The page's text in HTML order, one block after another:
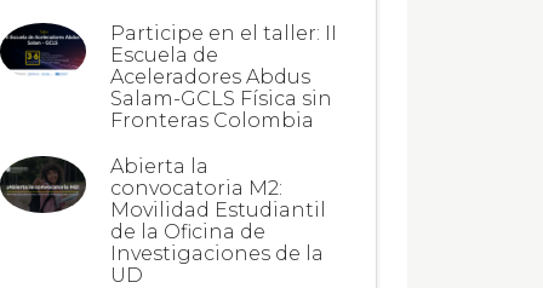
Participe en el taller: II
Escuela de
Aceleradores Abdus
Salam-GCLS Física sin
Fronteras Colombia
Abierta la
convocatoria M2:
Movilidad Estudiantil
de la Oficina de
Investigaciones de la
UD